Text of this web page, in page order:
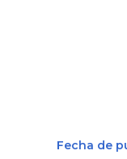
Fecha de